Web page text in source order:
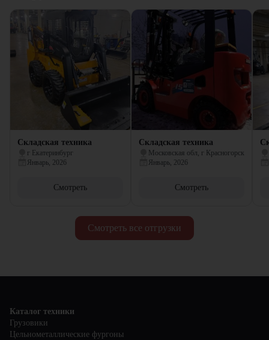
Смотреть все отгрузки
Складская техника
г Екатеринбург
Январь, 2026
Смотреть
Складская техника
Московская обл, г Красногорск
Январь, 2026
Смотреть
Каталог техники
Грузовики
Цельнометаллические фургоны